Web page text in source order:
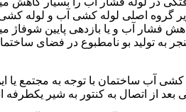
گروه اصلی لوله کشی آب و لوله
فشار آب و یا بازدهی پایین
به تولید بو نامطبوع در فضای
کشی آب ساختمان با توجه به مجتمع
از اتصال به کنتور به شیر